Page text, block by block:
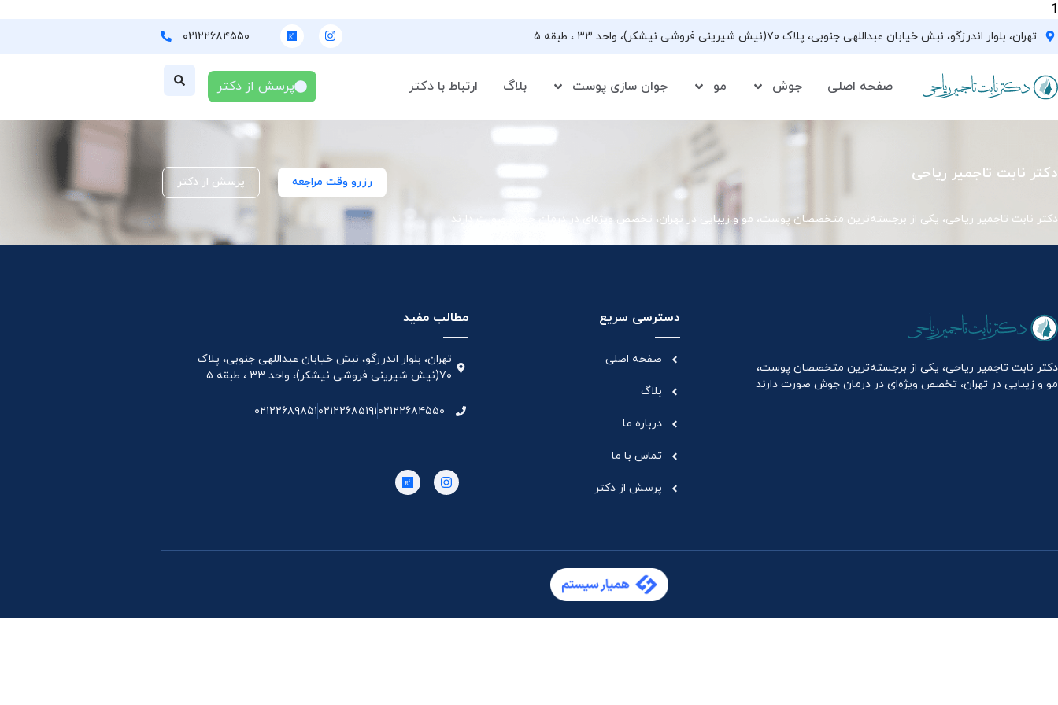
1
تهران، بلوار اندرزگو، نبش خیابان عبداللهی جنوبی، پلاک ۷۰(نیش شیرینی فروشی نیشکر)، واحد ۳۳ ، طبقه ۵ ۰۲۱۲۲۶۸۴۵۵۰
صفحه اصلی جوش مو جوان سازی پوست بلاگ ارتباط با دکتر پرسش از دکتر
دکتر نابت تاجمیر ریاحی
دکتر نابت تاجمیر ریاحی، یکی از برجسته‌ترین متخصصان پوست، مو و زیبایی در تهران، تخصص ویژه‌ای در درمان جوش صورت دارند
رزرو وقت مراجعه پرسش از دکتر
دکتر نابت تاجمیر ریاحی، یکی از برجسته‌ترین متخصصان پوست،
مو و زیبایی در تهران، تخصص ویژه‌ای در درمان جوش صورت دارند
دسترسی سریع
صفحه اصلی
بلاگ
درباره ما
تماس با ما
پرسش از دکتر
مطالب مفید
تهران، بلوار اندرزگو، نبش خیابان عبداللهی جنوبی، پلاک
۷۰(نیش شیرینی فروشی نیشکر)، واحد ۳۳ ، طبقه ۵
۰۲۱۲۲۶۸۴۵۵۰۰۲۱۲۲۶۸۵۱۹۱۰۲۱۲۲۶۸۹۸۵۱